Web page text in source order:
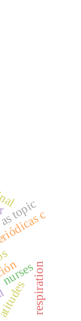
topicc
nursesrespiration